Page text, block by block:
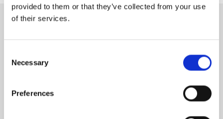
provided to them or that they’ve collected from your use
of their services.
Selection
Necessary
Preferences
Fine Dining -ravintola